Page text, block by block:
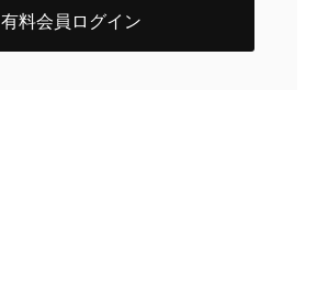
有料会員ログイン